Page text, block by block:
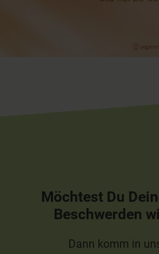
Möchtest Du
Beschwerden
Dann komm in